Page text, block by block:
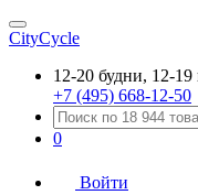
CityCycle
12-20 будни, 12-
+7 (495) 668-12-50
0
Войти